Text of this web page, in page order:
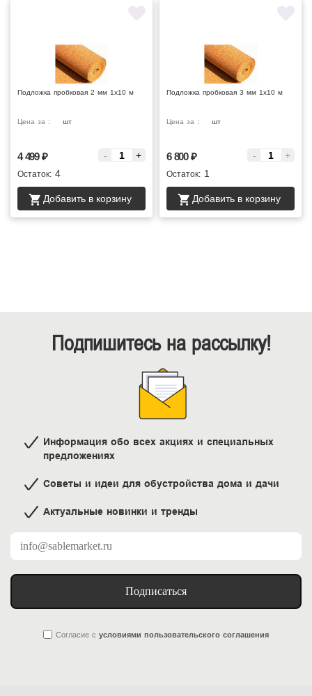
Подложка пробковая 2 мм 1х10 м
Цена за : шт
4 499₽ - +
Остаток: 4
Добавить в корзину
Подложка пробковая 3 мм 1х10 м
Цена за : шт
6 800₽ - +
Остаток: 1
Добавить в корзину
Подпишитесь на рассылку!
Информация обо всех акциях и специальных
предложениях
Советы и идеи для обустройства дома и дачи
Актуальные новинки и тренды
Подписаться
Согласие с условиями пользовательского соглашения